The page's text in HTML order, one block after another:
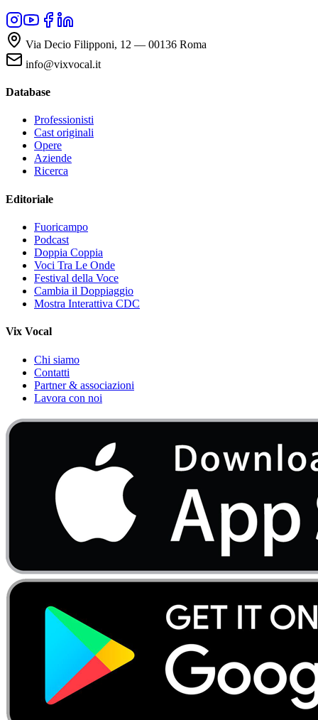
Via Decio Filipponi, 12 — 00136 Roma
info@vixvocal.it
Database
Professionisti
Cast originali
Opere
Aziende
Ricerca
Editoriale
Fuoricampo
Podcast
Doppia Coppia
Voci Tra Le Onde
Festival della Voce
Cambia il Doppiaggio
Mostra Interattiva CDC
Vix Vocal
Chi siamo
Contatti
Partner & associazioni
Lavora con noi